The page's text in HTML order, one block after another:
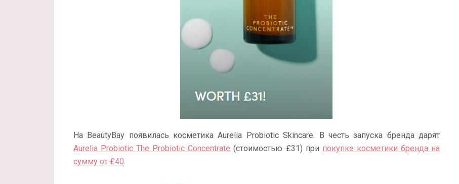
На BeautyBay появилась косметика Aurelia Probiotic Skincare. В честь запуска бренда дарят
Aurelia Probiotic The Probiotic Concentrate (стоимостью £31) при покупке косметики бренда на
сумму от £40.